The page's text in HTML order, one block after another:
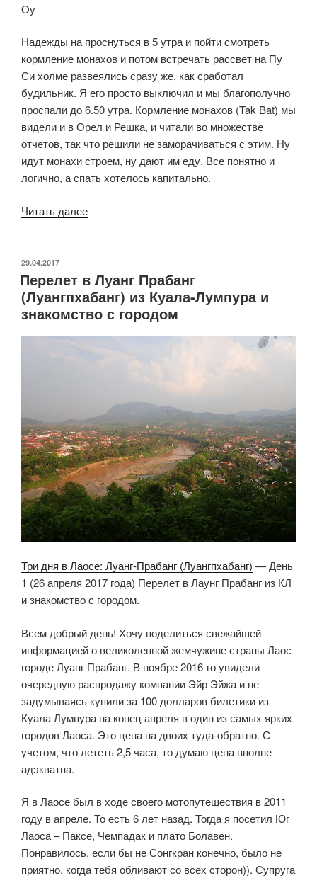
Оу
Надежды на проснуться в 5 утра и пойти смотреть
кормление монахов и потом встречать рассвет на Пу
Си холме развеялись сразу же, как сработал
будильник. Я его просто выключил и мы благополучно
проспали до 6.50 утра. Кормление монахов (Tak Bat) мы
видели и в Орел и Решка, и читали во множестве
отчетов, так что решили не заморачиваться с этим. Ну
идут монахи строем, ну дают им еду. Все понятно и
логично, а спать хотелось капитально.
Читать далее«Водопад
пещеры
Пак
Оу»
ОПУБЛИКОВАНО
29.04.2017
Перелет в Луанг Прабанг
(Луангпхабанг) из Куала-Лумпура и
знакомство с городом
Три дня в Лаосе: Луанг-Прабанг (Луангпхабанг) — День
1 (26 апреля 2017 года) Перелет в Лаунг Прабанг из КЛ
и знакомство с городом.
Всем добрый день! Хочу поделиться свежайшей
информацией о великолепной жемчужине страны Лаос
городе Луанг Прабанг. В ноябре 2016-го увидели
очередную распродажу компании Эйр Эйжа и не
задумываясь купили за 100 долларов билетики из
Куала Лумпура на конец апреля в один из самых ярких
городов Лаоса. Это цена на двоих туда-обратно. С
учетом, что лететь 2,5 часа, то думаю цена вполне
адэкватна.
Я в Лаосе был в ходе своего мотопутешествия в 2011
году в апреле. То есть 6 лет назад. Тогда я посетил Юг
Лаоса – Паксе, Чемпадак и плато Болавен.
Понравилось, если бы не Сонгкран конечно, было не
приятно, когда тебя обливают со всех сторон)). Супруга